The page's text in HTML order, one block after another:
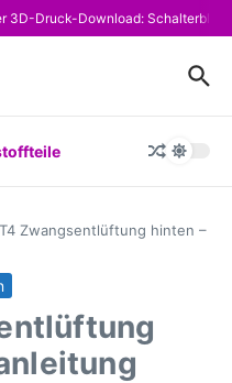
3D-Druck-Download:
Zwangsentlüftung hinten –